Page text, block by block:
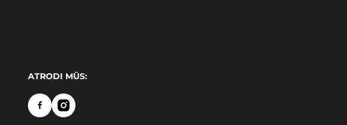
ATRODI MŪS: